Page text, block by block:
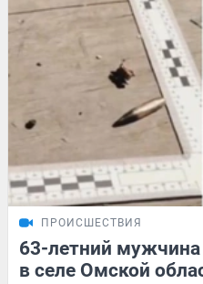
ПРОИСШЕСТВИЯ
63-летний мужчина
в селе Омской